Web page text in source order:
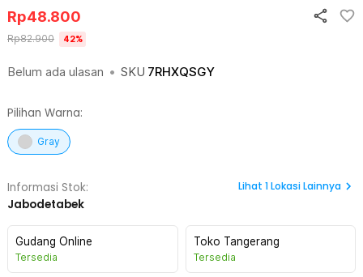
Belum ada ulasan • SKU 7RHXQSGY
Rp48.800
Rp82.900 42%
Pilihan Warna:
Gray
Informasi Stok:
Jabodetabek
Lihat 1Lokasi Lainnya
Gudang Online
Tersedia
Toko Tangerang
Tersedia